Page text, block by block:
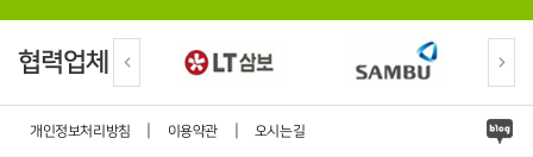
협력업체
개인정보처리방침 이용약관 오시는길